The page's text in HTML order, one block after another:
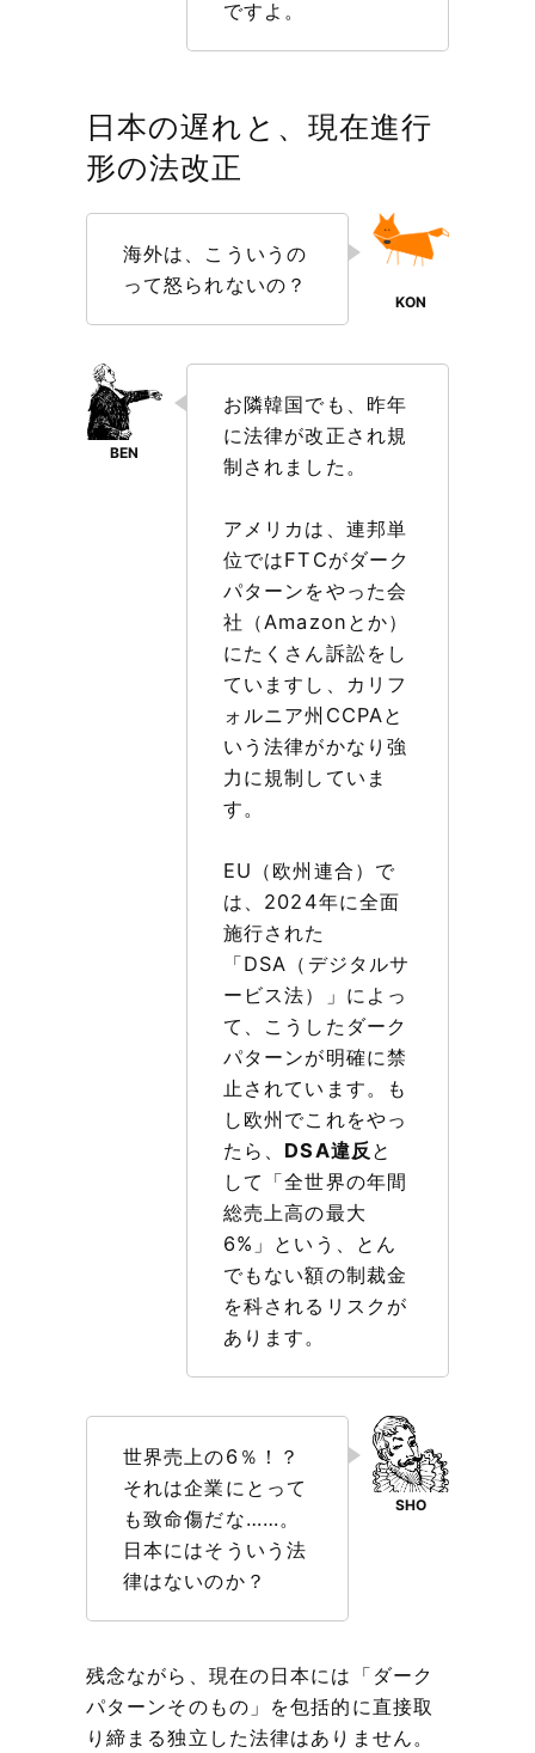
ですよ。
日本の遅れと、現在進行
形の法改正
海外は、こういうの
って怒られないの？
お隣韓国でも、昨年
に法律が改正され規
制されました。
アメリカは、連邦単
位ではFTCがダーク
パターンをやった会
社（Amazonとか）
にたくさん訴訟をし
ていますし、カリフ
ォルニア州CCPAと
いう法律がかなり強
力に規制していま
す。
EU（欧州連合）で
は、2024年に全面
施行された
「DSA（デジタルサ
ービス法）」によっ
て、こうしたダーク
パターンが明確に禁
止されています。も
し欧州でこれをやっ
たら、 DSA違反 と
して「全世界の年間
総売上高の最大
6%」という、とん
でもない額の制裁金
を科されるリスクが
あります。
世界売上の6％！？
それは企業にとって
も致命傷だな……。
日本にはそういう法
律はないのか？
残念ながら、現在の日本には「ダーク
パターンそのもの」を包括的に直接取
り締まる独立した法律はありません。